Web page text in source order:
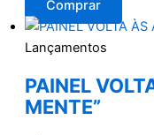
Comprar
Lançamentos
PAINEL
MENTE”